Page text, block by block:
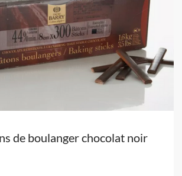
de boulanger chocolat noir